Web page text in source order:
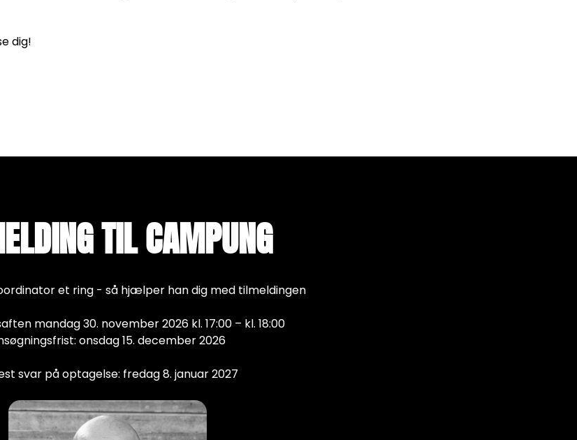
dig!
TIL CAMPUNG
et ring - så hjælper han dig med tilmeldingen
mandag 30. november 2026 kl. 17:00 – kl. 18:00
onsdag 15. december 2026